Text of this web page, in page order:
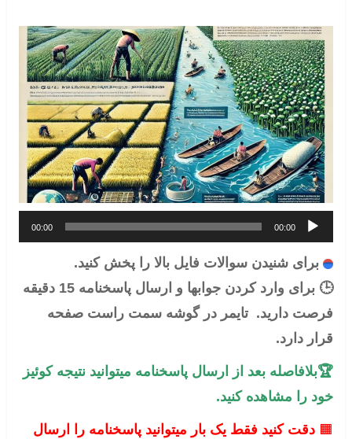
پخش‌کننده
صوت
00:00
00:00
برای شنیدن سوالات فایل بالا را پخش کنید.
🕒 برای وارد کردن جوابها و ارسال پاسخنامه 15 دقیقه
فرصت دارید. تایمر در گوشه سمت راست صفحه
قرار دارد.
🏆بلافاصله بعد از ارسال پاسخنامه میتوانید نتیجه کوئیز
خود را مشاهده کنید.
🟧 دقت کنید فقط یک بار میتوانید پاسخنامه را ارسال